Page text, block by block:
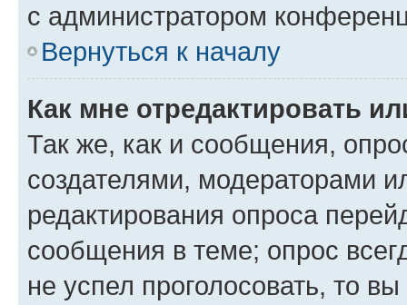
с администратором
Вернуться к началу
Как мне отредактировать
Так же, как и сообщения,
создателями, модераторами
редактирования опроса
сообщения в теме; опрос
не успел проголосовать, то